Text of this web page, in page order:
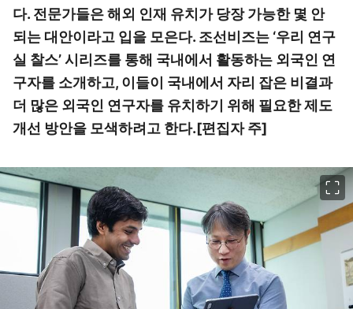
다. 전문가들은 해외 인재 유치가 당장 가능한 몇 안
되는 대안이라고 입을 모은다. 조선비즈는 ‘우리 연구
실 찰스’ 시리즈를 통해 국내에서 활동하는 외국인 연
구자를 소개하고, 이들이 국내에서 자리 잡은 비결과
더 많은 외국인 연구자를 유치하기 위해 필요한 제도
개선 방안을 모색하려고 한다.[편집자 주]